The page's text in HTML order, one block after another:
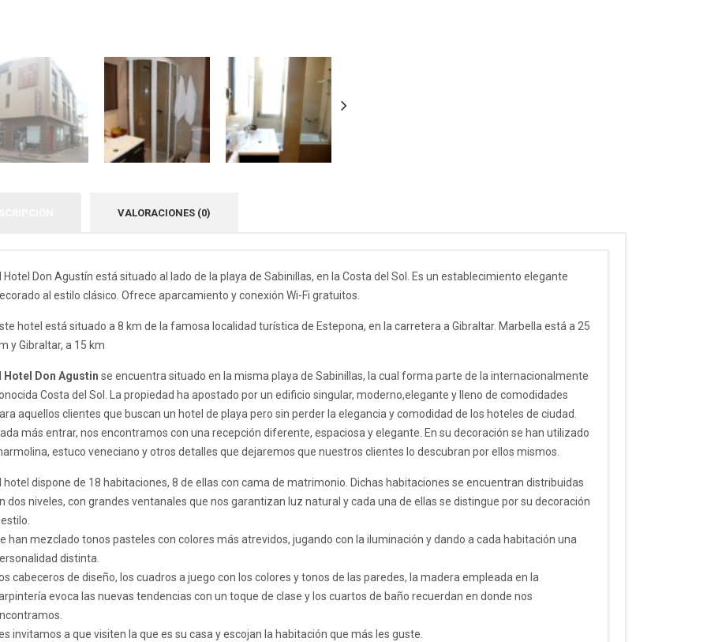
VALORACIONES (0)
Hotel Don Agustín está situado al lado de la playa de Sabinillas, en la Costa del Sol. Es un establecimiento elegante
al estilo clásico. Ofrece aparcamiento y conexión Wi-Fi gratuitos.
hotel está situado a 8 km de la famosa localidad turística de Estepona, en la carretera a Gibraltar. Marbella está a 25
y Gibraltar, a 15 km
Hotel Don Agustin se encuentra situado en la misma playa de Sabinillas, la cual forma parte de la internacionalmente
Costa del Sol. La propiedad ha apostado por un edificio singular, moderno,elegante y lleno de comodidades
aquellos clientes que buscan un hotel de playa pero sin perder la elegancia y comodidad de los hoteles de ciudad.
más entrar, nos encontramos con una recepción diferente, espaciosa y elegante. En su decoración se han utilizado
estuco veneciano y otros detalles que dejaremos que nuestros clientes lo descubran por ellos mismos.
hotel dispone de 18 habitaciones, 8 de ellas con cama de matrimonio. Dichas habitaciones se encuentran distribuidas
dos niveles, con grandes ventanales que nos garantizan luz natural y cada una de ellas se distingue por su decoración
han mezclado tonos pasteles con colores más atrevidos, jugando con la iluminación y dando a cada habitación una
distinta.
cabeceros de diseño, los cuadros a juego con los colores y tonos de las paredes, la madera empleada en la
evoca las nuevas tendencias con un toque de clase y los cuartos de baño recuerdan en donde nos
invitamos a que visiten la que es su casa y escojan la habitación que más les guste.